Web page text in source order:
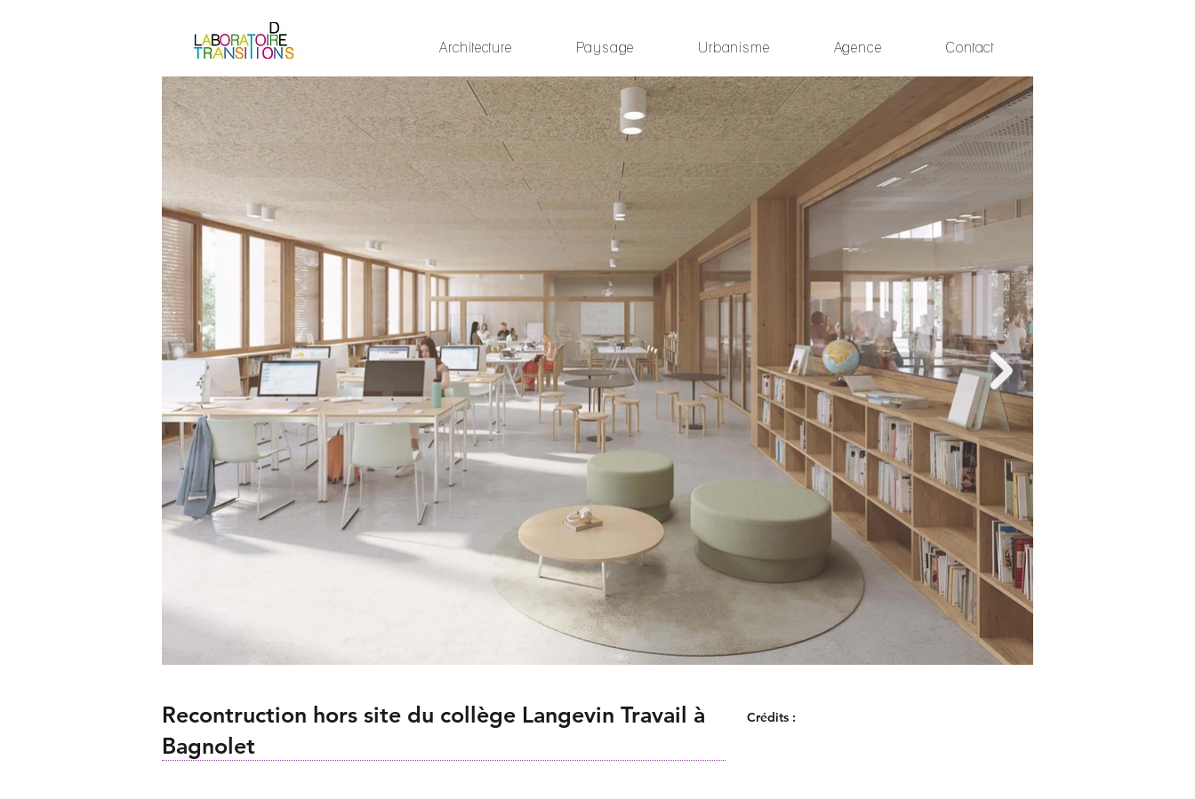
Architecture Paysage Urbanisme Agence Contact
Recontruction hors site du collège Langevin Travail à
Bagnolet
Crédits :